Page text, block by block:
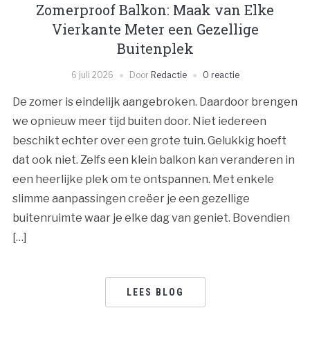
Zomerproof Balkon: Maak van Elke
Vierkante Meter een Gezellige
Buitenplek
6 juli 2026 Door Redactie 0 reactie
De zomer is eindelijk aangebroken. Daardoor brengen
we opnieuw meer tijd buiten door. Niet iedereen
beschikt echter over een grote tuin. Gelukkig hoeft
dat ook niet. Zelfs een klein balkon kan veranderen in
een heerlijke plek om te ontspannen. Met enkele
slimme aanpassingen creëer je een gezellige
buitenruimte waar je elke dag van geniet. Bovendien
[…]
LEES BLOG